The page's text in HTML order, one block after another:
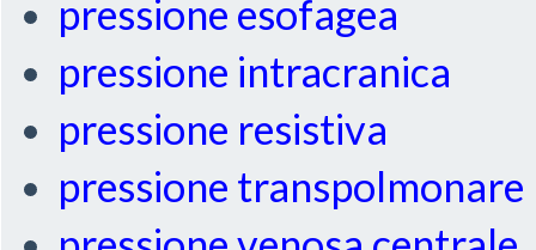
pressione esofagea
pressione intracranica
pressione resistiva
pressione transpolmonare